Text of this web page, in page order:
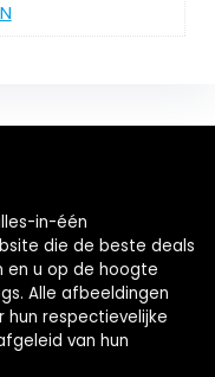
in-één
die de beste deals
en u op de hoogte
Alle afbeeldingen
hun respectievelijke
van hun